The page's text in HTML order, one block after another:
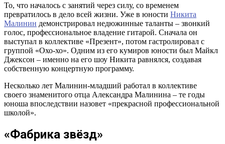
То, что началось с занятий через силу, со временем
превратилось в дело всей жизни. Уже в юности Никита
Малинин демонстрировал недюжинные таланты – звонкий
голос, профессиональное владение гитарой. Сначала он
выступал в коллективе «Презент», потом гастролировал с
группой «Охо-хо». Одним из его кумиров юности был Майкл
Джексон – именно на его шоу Никита равнялся, создавая
собственную концертную программу.
Несколько лет Малинин-младший работал в коллективе
своего знаменитого отца Александра Малинина – те годы
юноша впоследствии назовет «прекрасной профессиональной
школой».
«Фабрика звёзд»